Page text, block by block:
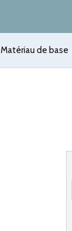
Matériau de base